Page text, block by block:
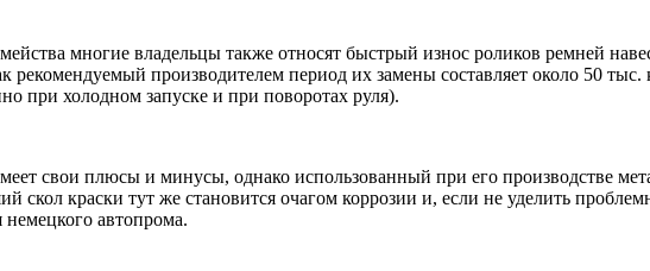
многие владельцы также относят быстрый износ роликов ремней
рекомендуемый производителем период их замены составляет около 50
при холодном запуске и при поворотах руля).
свои плюсы и минусы, однако использованный при его производстве
краски тут же становится очагом коррозии и, если не уделить
немецкого автопрома.